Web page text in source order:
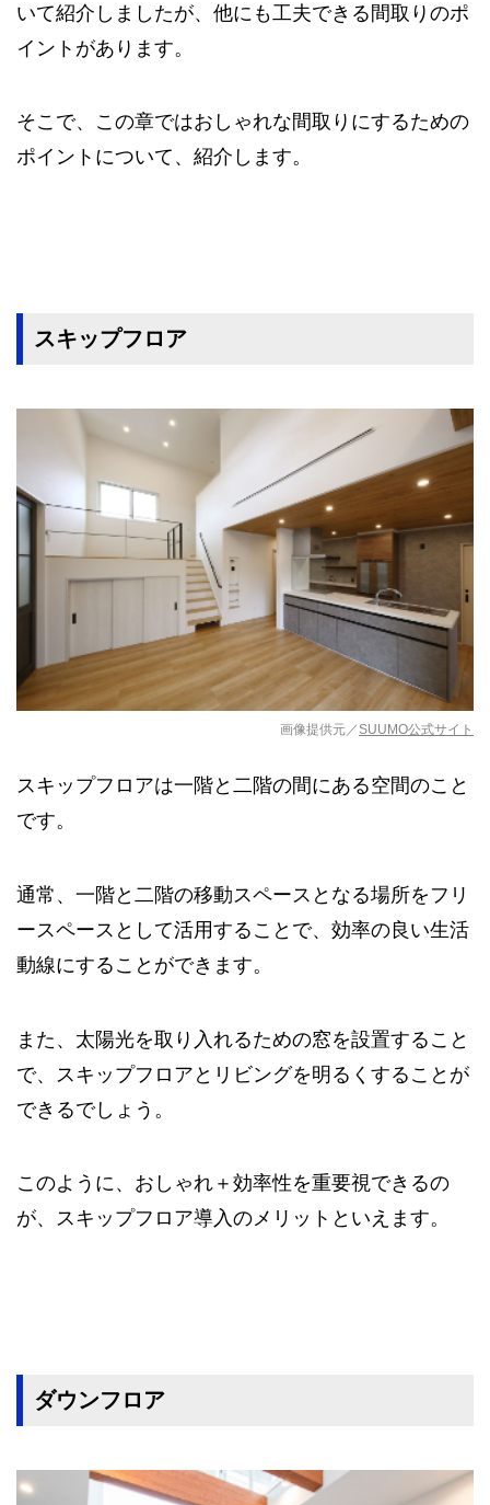
いて紹介しましたが、他にも工夫できる間取りのポ
イントがあります。
そこで、この章ではおしゃれな間取りにするための
ポイントについて、紹介します。
スキップフロア
画像提供元／SUUMO公式サイト
スキップフロアは一階と二階の間にある空間のこと
です。
通常、一階と二階の移動スペースとなる場所をフリ
ースペースとして活用することで、効率の良い生活
動線にすることができます。
また、太陽光を取り入れるための窓を設置すること
で、スキップフロアとリビングを明るくすることが
できるでしょう。
このように、おしゃれ＋効率性を重要視できるの
が、スキップフロア導入のメリットといえます。
ダウンフロア